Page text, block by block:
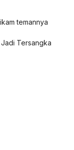
temannya
Tersangka